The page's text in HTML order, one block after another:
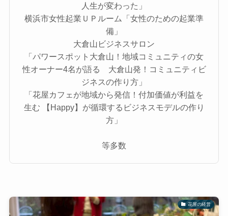
人生が変わった」
横浜市女性起業ＵＰルーム「女性のための起業準
備」
大倉山ビジネスサロン
「パワースポット大倉山！地域コミュニティの女
性オーナー4名が語る 大倉山発！コミュニティビ
ジネスの作り方」
「花屋カフェが地域から発信！付加価値が利益を
生む 【Happy】が循環するビジネスモデルの作り
方」
等多数
花屋の経営